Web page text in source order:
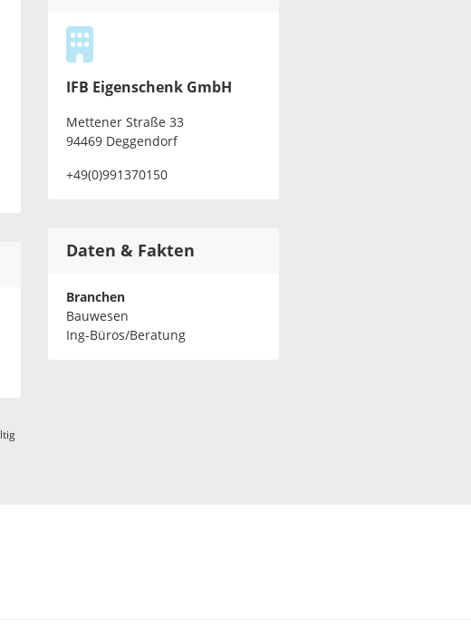
IFB Eigenschenk GmbH
Mettener Straße 33
94469 Deggendorf
+49(0)991370150
Daten & Fakten
Branchen
Bauwesen
Ing-Büros/Beratung